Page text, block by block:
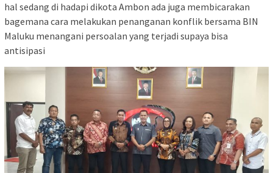
hal sedang di hadapi dikota Ambon ada juga membicarakan
bagemana cara melakukan penanganan konflik bersama BIN
Maluku menangani persoalan yang terjadi supaya bisa
antisipasi